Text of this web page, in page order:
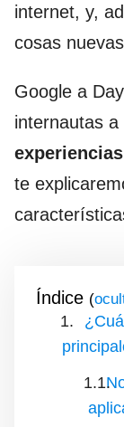
internet, y,
cosas
Google a
internautas a
te
Índice (